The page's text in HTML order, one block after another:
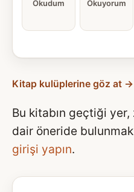
Okudum Okuyorum
Kitap kulüplerine göz at →
Bu kitabın geçtiği
dair öneride
girişi yapın.